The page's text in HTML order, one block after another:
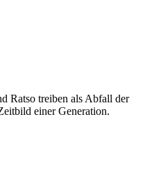
Ratso treiben als Abfall der
einer Generation.